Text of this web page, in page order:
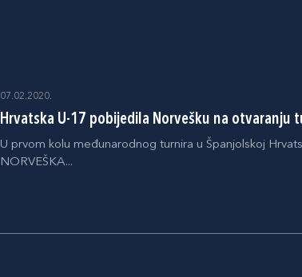
07.02.2020.
Hrvatska U-17 pobijedila Norvešku na otvaranju
U prvom kolu međunarodnog turnira u Španjolskoj
NORVEŠKA...